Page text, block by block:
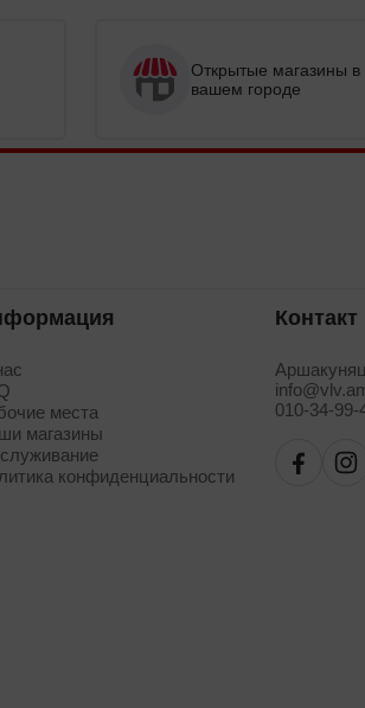
Открытые магазины в
вашем городе
места
магазины
конфиденциальности
Контакт
010-34-99-